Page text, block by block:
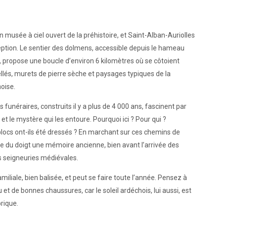
musée à ciel ouvert de la préhistoire, et Saint-Alban-Auriolles
Le sentier des dolmens, accessible depuis le hameau
une boucle d’environ 6 kilomètres où se côtoient
murets de pierre sèche et paysages typiques de la
funéraires, construits il y a plus de 4 000 ans, fascinent par
le mystère qui les entoure. Pourquoi ici ? Pour qui ?
ont-ils été dressés ? En marchant sur ces chemins de
du doigt une mémoire ancienne, bien avant l’arrivée des
seigneuries médiévales.
bien balisée, et peut se faire toute l’année. Pensez à
et de bonnes chaussures, car le soleil ardéchois, lui aussi, est